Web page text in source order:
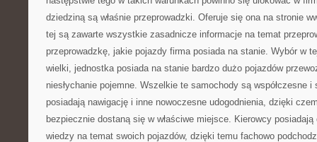
dziedziną są właśnie przeprowadzki. Oferuje się ona na stronie
tej są zawarte wszystkie zasadnicze informacje na temat
przeprowadzkę, jakie pojazdy firma posiada na stanie. Wybór w
wielki, jednostka posiada na stanie bardzo dużo pojazdów
niesłychanie pojemne. Wszelkie te samochody są współczesne
posiadają nawigację i inne nowoczesne udogodnienia, dzięki
bezpiecznie dostaną się w właściwe miejsce. Kierowcy
wiedzy na temat swoich pojazdów, dzięki temu fachowo